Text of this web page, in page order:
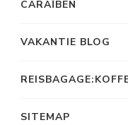
CARAÏBEN
VAKANTIE BLOG
SITEMAP